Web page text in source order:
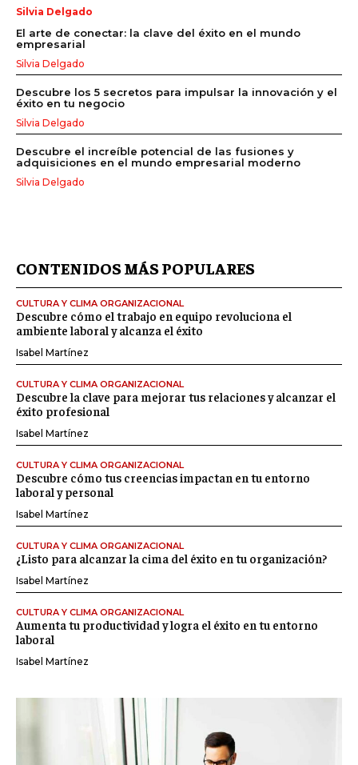
Silvia Delgado
El arte de conectar: la clave del éxito en el mundo
empresarial
Silvia Delgado
Descubre los 5 secretos para impulsar la innovación y el
éxito en tu negocio
Silvia Delgado
Descubre el increíble potencial de las fusiones y
adquisiciones en el mundo empresarial moderno
Silvia Delgado
CONTENIDOS MÁS POPULARES
CULTURA Y CLIMA ORGANIZACIONAL
Descubre cómo el trabajo en equipo revoluciona el
ambiente laboral y alcanza el éxito
Isabel Martínez
CULTURA Y CLIMA ORGANIZACIONAL
Descubre la clave para mejorar tus relaciones y alcanzar el
éxito profesional
Isabel Martínez
CULTURA Y CLIMA ORGANIZACIONAL
Descubre cómo tus creencias impactan en tu entorno
laboral y personal
Isabel Martínez
CULTURA Y CLIMA ORGANIZACIONAL
¿Listo para alcanzar la cima del éxito en tu organización?
Isabel Martínez
CULTURA Y CLIMA ORGANIZACIONAL
Aumenta tu productividad y logra el éxito en tu entorno
laboral
Isabel Martínez